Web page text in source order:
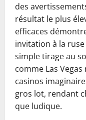
des
résultat le plus
efficaces
invitation à la ruse
simple tirage au
comme Las
casinos
gros lot, rendant
que ludique.